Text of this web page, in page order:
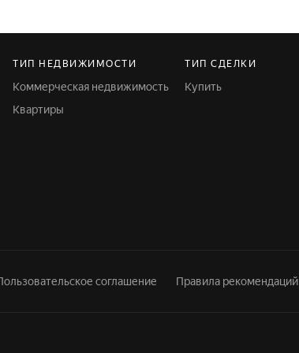
ТИП НЕДВИЖИМОСТИ
Коммерческая недвижимость
Квартиры
ТИП СДЕЛКИ
Купить
соглашение Правила рекомендаций